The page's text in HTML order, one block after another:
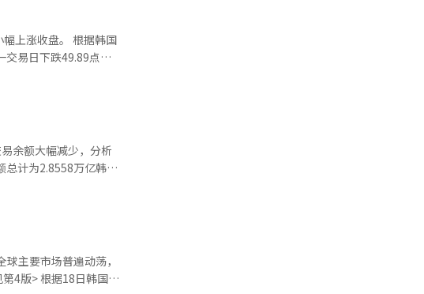
弹，但市场整体氛围
其是跌幅超过5%的股
据韩国交易所的数据，
亿韩元，机构则净买
一时期，外国投资者
数据，截至15日，
果指数进一步下跌，
场下跌的投资者却面
。TIGER 200期货反
也在恶化。最近两个
战争的长期化和国际
半导体股发挥了支撑
间内，韩国股市将受
证券的研究员韩志英
。 根据韩国
交易日下跌49.89点
在证券市场
股票
（上涨1.17%）等均
。 KOSDAQ
点（0.64%），报
成工程（上涨
余额大幅减少，分析
总计为2.8558万亿韩
金额为2.4597万亿
5月14日增至8240亿
性增加的头寸调整。
借贷交易偿还股数为
减少至5月15日的
主要市场普遍动荡，
4版> 根据18日韩国交